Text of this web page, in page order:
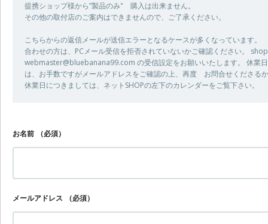
提携ショップ様から”製品のみ" 購入は出来ません。
その他の取付店のご案内はできませんので、ご了承ください。
こちらからの返信メールが送信エラーとなるケースが多くなっています
合わせの方は、PCメール受信を拒否されていないかご確認ください。
webmaster@bluebanana99.com の受信設定をお願いいたします。 休業
は、お手数ですがメールアドレスをご確認の上、再度 お問合せくださる
休業日につきましては、ネットSHOPの左下のカレンダーをご覧下さい。
お名前 （必須）
メールアドレス （必須）